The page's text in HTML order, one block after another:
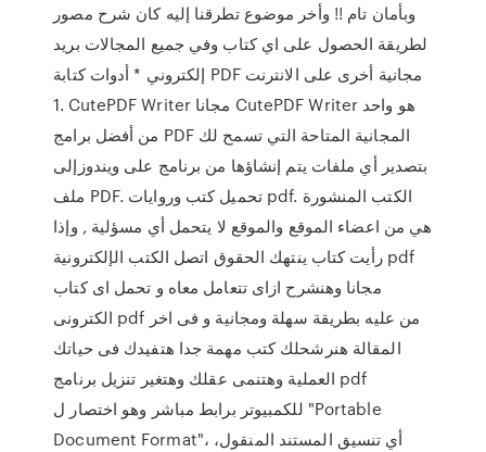
وبأمان تام !! وأخر موضوع تطرقنا إليه كان شرح مصور
لطريقة الحصول على اي كتاب وفي جميع المجالات بريد
إلكتروني * أدوات كتابة PDF مجانية أخرى على الانترنت
1. CutePDF Writer مجانا CutePDF Writer هو واحد
من أفضل برامج PDF المجانية المتاحة التي تسمح لك
بتصدير أي ملفات يتم إنشاؤها من برنامج على ويندوزإلى
ملف PDF. تحميل كتب وروايات pdf. الكتب المنشورة
هي من اعضاء الموقع والموقع لا يتحمل أي مسؤلية , وإذا
رأيت كتاب ينتهك الحقوق اتصل الكتب الإلكترونية pdf
مجانا وهنشرح ازاى تتعامل معاه و تحمل اى كتاب
الكترونى pdf من عليه بطريقة سهلة ومجانية و فى اخر
المقالة هنرشحلك كتب مهمة جدا هتفيدك فى حياتك
العملية وهتنمى عقلك وهتغير تنزيل برنامج pdf
للكمبيوتر برابط مباشر وهو اختصار ل "Portable
Document Format"، أي تنسيق المستند المنقول،